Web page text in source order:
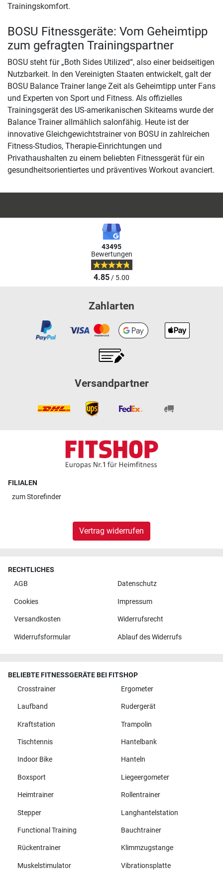
Trainingskomfort.
BOSU Fitnessgeräte: Vom Geheimtipp
zum gefragten Trainingspartner
BOSU steht für „Both Sides Utilized“, also einer beidseitigen
Nutzbarkeit. In den Vereinigten Staaten entwickelt, galt der
BOSU Balance Trainer lange Zeit als Geheimtipp unter Fans
und Experten von Sport und Fitness. Als offizielles
Trainingsgerät des US-amerikanischen Skiteams wurde der
Balance Trainer allmählich salonfähig. Heute ist der
innovative Gleichgewichtstrainer von BOSU in zahlreichen
Fitness-Studios, Therapie-Einrichtungen und
Privathaushalten zu einem beliebten Fitnessgerät für ein
gesundheitsorientiertes und präventives Workout avanciert.
43495
Bewertungen
4.85/ 5.00
Zahlarten
Versandpartner
FILIALEN
zumStorefinder
Vertrag widerrufen
RECHTLICHES
AGB
Datenschutz
Cookies Impressum
Versandkosten Widerrufsrecht
Widerrufsformular Ablauf des Widerrufs
BELIEBTE FITNESSGERÄTE BEI FITSHOP
Crosstrainer
Ergometer
Laufband Rudergerät
Kraftstation Trampolin
Tischtennis Hantelbank
Indoor Bike Hanteln
Boxsport Liegeergometer
Heimtrainer Rollentrainer
Stepper Langhantelstation
Functional Training Bauchtrainer
Rückentrainer Klimmzugstange
Muskelstimulator Vibrationsplatte